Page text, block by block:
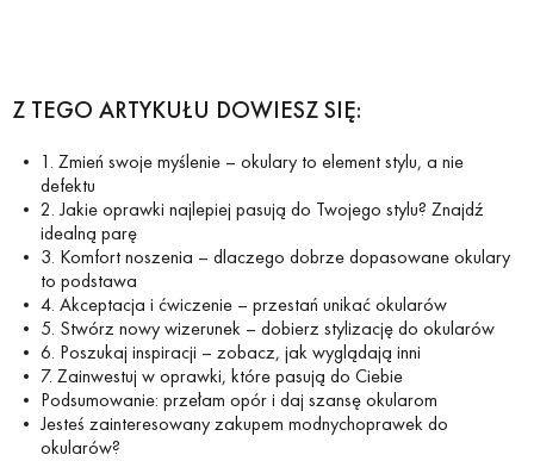
Z TEGO ARTYKUŁU DOWIESZ SIĘ:
1. Zmień swoje myślenie – okulary to element stylu, a nie
defektu
2. Jakie oprawki najlepiej pasują do Twojego stylu? Znajdź
idealną parę
3. Komfort noszenia – dlaczego dobrze dopasowane okulary
to podstawa
4. Akceptacja i ćwiczenie – przestań unikać okularów
5. Stwórz nowy wizerunek – dobierz stylizację do okularów
6. Poszukaj inspiracji – zobacz, jak wyglądają inni
7. Zainwestuj w oprawki, które pasują do Ciebie
Podsumowanie: przełam opór i daj szansę okularom
Jesteś zainteresowany zakupem modnychoprawek do
okularów?